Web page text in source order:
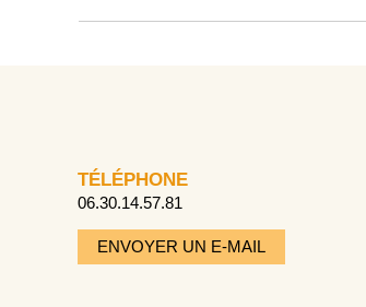
TÉLÉPHONE
06.30.14.57.81
ENVOYER UN E-MAIL